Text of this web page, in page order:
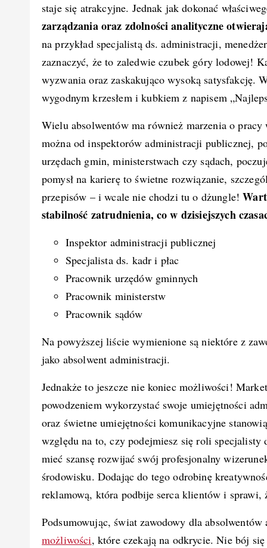
e
b
o
o
k
e
st
bl
r
di
t
e
d
I
n
y
Li
n
k
staje się atrakcyjne. Jednak jak dokonać
zarządzania oraz zdolności analityczne
na przykład specjalistą ds. administracji,
zaznaczyć, że to zaledwie czubek góry lodowej!
wyzwania oraz zaskakująco wysoką satysfakcję.
wygodnym krzesłem i kubkiem z napisem
Wielu absolwentów ma również marzenia o
można od inspektorów administracji publicznej,
urzędach gmin, ministerstwach czy sądach,
pomysł na karierę to świetne rozwiązanie,
przepisów – i wcale nie chodzi tu o dżungle!
stabilność zatrudnienia, co w dzisiejszych
Inspektor administracji publicznej
Specjalista ds. kadr i płac
Pracownik urzędów gminnych
Pracownik ministerstw
Pracownik sądów
Na powyższej liście wymienione są niektóre z
jako absolwent administracji.
Jednakże to jeszcze nie koniec możliwości!
powodzeniem wykorzystać swoje umiejętności
oraz świetne umiejętności komunikacyjne
względu na to, czy podejmiesz się roli specjalisty
mieć szansę rozwijać swój profesjonalny
środowisku. Dodając do tego odrobinę
reklamową, która podbije serca klientów i sprawi,
Podsumowując, świat zawodowy dla
możliwości, które czekają na odkrycie. Nie bój